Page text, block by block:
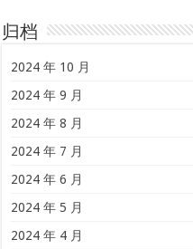
归档
2024 年 10 月
2024 年 9 月
2024 年 8 月
2024 年 7 月
2024 年 6 月
2024 年 5 月
2024 年 4 月